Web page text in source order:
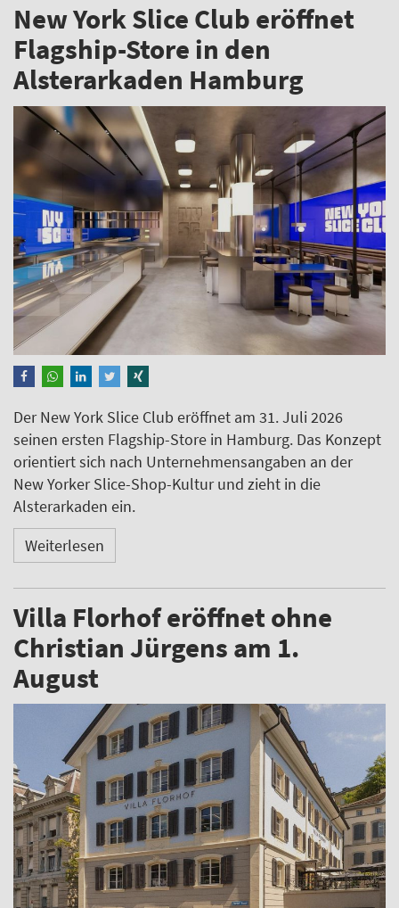
New York Slice Club eröffnet
Flagship-Store in den
Alsterarkaden Hamburg
Der New York Slice Club eröffnet am 31. Juli 2026
seinen ersten Flagship-Store in Hamburg. Das Konzept
orientiert sich nach Unternehmensangaben an der
New Yorker Slice-Shop-Kultur und zieht in die
Alsterarkaden ein.
Weiterlesen
Villa Florhof eröffnet ohne
Christian Jürgens am 1.
August